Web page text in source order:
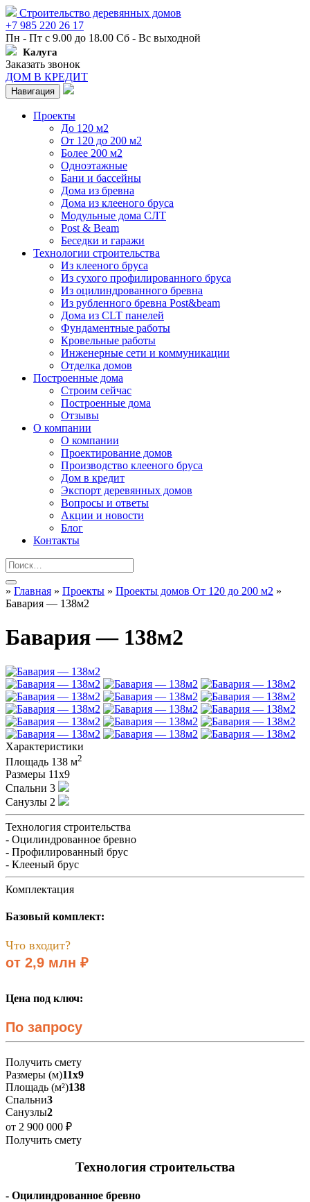
Строительство деревянных домов
+7 985 220 26 17
Пн - Пт с 9.00 до 18.00 Сб - Вс выходной
Калуга
Заказать звонок
ДОМ В КРЕДИТ
Навигация
Проекты
До 120 м2
От 120 до 200 м2
Более 200 м2
Одноэтажные
Бани и бассейны
Дома из бревна
Дома из клееного бруса
Модульные дома СЛТ
Post & Beam
Беседки и гаражи
Технологии строительства
Из клееного бруса
Из сухого профилированного бруса
Из оцилиндрованного бревна
Из рубленного бревна Post&beam
Дома из CLT панелей
Фундаментные работы
Кровельные работы
Инженерные сети и коммуникации
Отделка домов
Построенные дома
Строим сейчас
Построенные дома
Отзывы
О компании
О компании
Проектирование домов
Производство клееного бруса
Дом в кредит
Экспорт деревянных домов
Вопросы и ответы
Акции и новости
Блог
Контакты
» Главная » Проекты » Проекты домов От 120 до 200 м2 »
Бавария — 138м2
Бавария — 138м2
Характеристики
Площадь 138 м2
Размеры 11х9
Спальни 3
Санузлы 2
Технология строительства
- Оцилиндрованное бревно
- Профилированный брус
- Клееный брус
Комплектация
Базовый комплект:
Что входит?
от 2,9 млн ₽
Цена под ключ:
По запросу
Получить смету
Размеры (м)11х9
Площадь (м²)138
Спальни3
Санузлы2
от 2 900 000 ₽
Получить смету
Технология строительства
- Оцилиндрованное бревно